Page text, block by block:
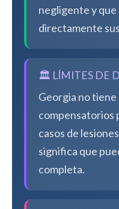
negligente y que
directamente
🏛️ LÍMITES DE
Georgia no
compensatorios
casos de
significa que
completa.